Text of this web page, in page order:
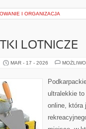
I ORGANIZACJA
LOTNICZE
MAR - 17 - 2026
ultralekkie
online, która